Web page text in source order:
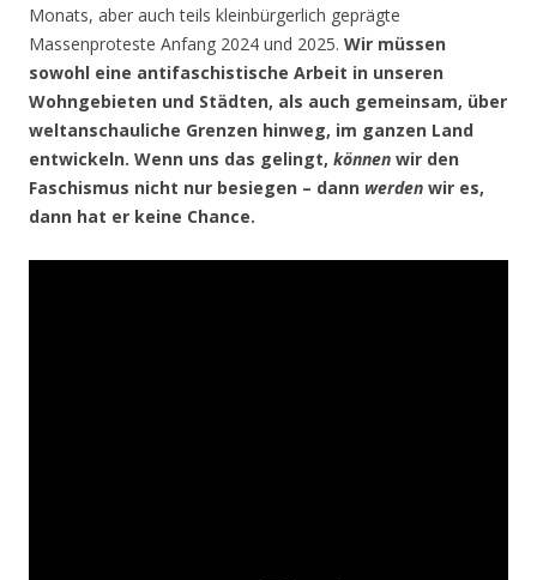
Monats, aber auch teils kleinbürgerlich geprägte
Massenproteste Anfang 2024 und 2025. Wir müssen
sowohl eine antifaschistische Arbeit in unseren
Wohngebieten und Städten, als auch gemeinsam, über
weltanschauliche Grenzen hinweg, im ganzen Land
entwickeln. Wenn uns das gelingt, können wir den
Faschismus nicht nur besiegen – dann werden wir es,
dann hat er keine Chance.